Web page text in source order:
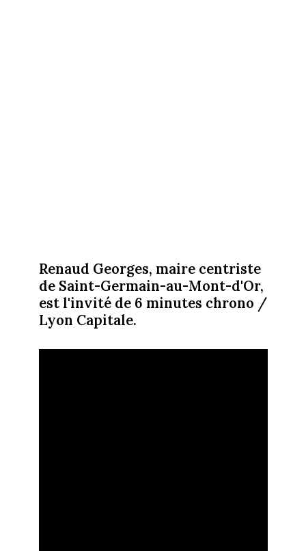
Renaud Georges, maire centriste
de Saint-Germain-au-Mont-d'Or,
est l'invité de 6 minutes chrono /
Lyon Capitale.